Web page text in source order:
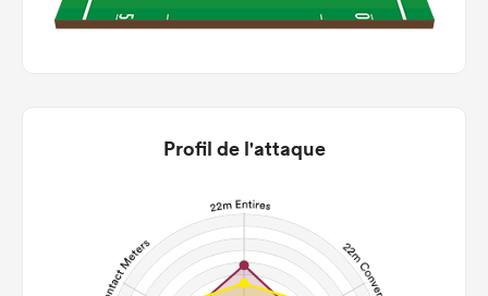
Profil de l'attaque